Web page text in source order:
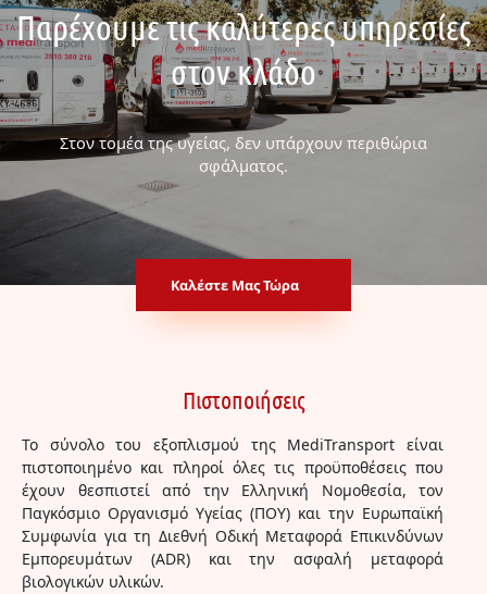
Παρέχουμε τις καλύτερες υπηρεσίες
στον κλάδο
Στον τομέα της υγείας, δεν υπάρχουν περιθώρια
σφάλματος.
Καλέστε Μας Τώρα
Πιστοποιήσεις
Το σύνολο του εξοπλισμού της MediTransport είναι
πιστοποιημένο και πληροί όλες τις προϋποθέσεις που
έχουν θεσπιστεί από την Ελληνική Νομοθεσία, τον
Παγκόσμιο Οργανισμό Υγείας (ΠΟΥ) και την Ευρωπαϊκή
Συμφωνία για τη Διεθνή Οδική Μεταφορά Επικινδύνων
Εμπορευμάτων (ADR) και την ασφαλή μεταφορά
βιολογικών υλικών.